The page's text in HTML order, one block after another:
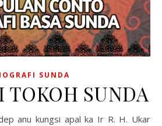
SUNDA
TOKOH SUNDA